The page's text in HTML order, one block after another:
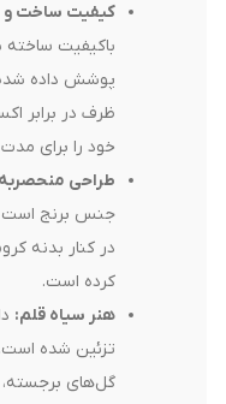
کیفیت ساخت و
باکیفیت ساخته
پوشش داده
ظرف در برابر
خود را برای
طراحی
جنس برنج است
در کنار بدنه
کرده است.
هنر سیاه قلم:
تزئین شده است.
گل‌های برجسته،